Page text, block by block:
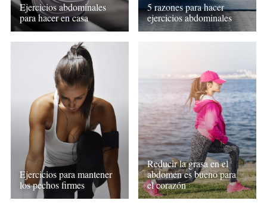
Ejercicios abdominales
para hacer en casa
5 razones para hacer
ejercicios abdominales
Ejercicios para mantener
los pechos firmes
Reducir la grasa en el
abdomen es bueno para
el corazón